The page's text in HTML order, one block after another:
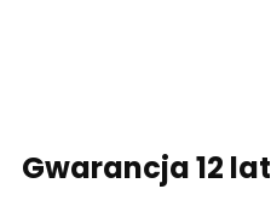
Gwarancja 12 lat